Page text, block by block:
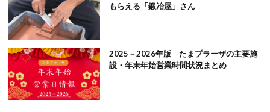
もらえる「鍛冶屋」さん
2025－2026年版 たまプラーザの主要施
設・年末年始営業時間状況まとめ